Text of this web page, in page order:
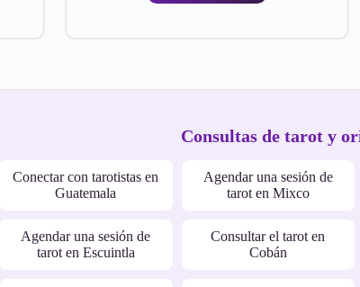
Consultas de tarot y
Conectar con tarotistas en
Guatemala
Agendar una sesión de
tarot en Mixco
Agendar una sesión de
tarot en Escuintla
Consultar el tarot en
Cobán